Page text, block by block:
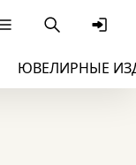
ЮВЕЛИРНЫЕ